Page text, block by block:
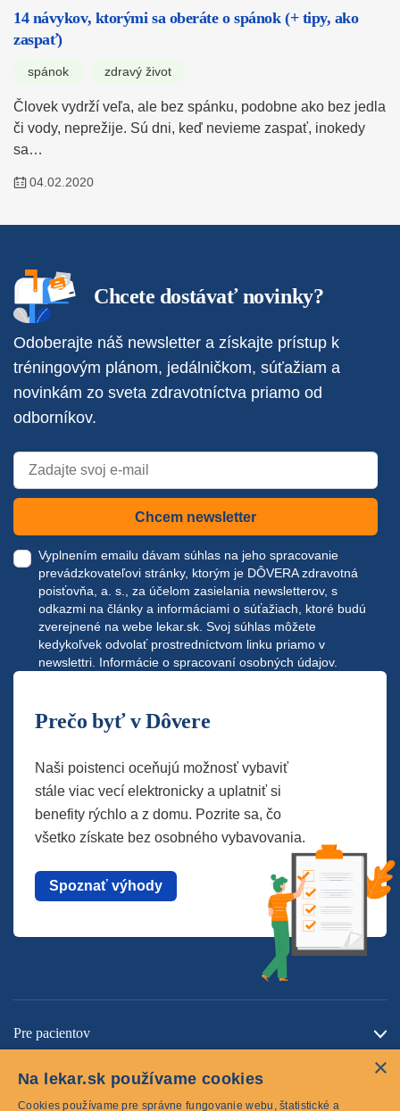
14 návykov, ktorými sa oberáte o spánok (+ tipy, ako
zaspať)
spánok zdravý život
Človek vydrží veľa, ale bez spánku, podobne ako bez jedla
či vody, neprežije. Sú dni, keď nevieme zaspať, inokedy
sa…
04.02.2020
Chcete dostávať novinky?
Odoberajte náš newsletter a získajte prístup k
tréningovým plánom, jedálničkom, súťažiam a
novinkám zo sveta zdravotníctva priamo od
odborníkov.
Chcem newsletter
Vyplnením emailu dávam súhlas na jeho spracovanie
prevádzkovateľovi stránky, ktorým je DÔVERA zdravotná
poisťovňa, a. s., za účelom zasielania newsletterov, s
odkazmi na články a informáciami o súťažiach, ktoré budú
zverejnené na webe lekar.sk. Svoj súhlas môžete
kedykoľvek odvolať prostredníctvom linku priamo v
newslettri. Informácie o spracovaní osobných údajov.
Prečo byť v Dôvere
Naši poistenci oceňujú možnosť vybaviť
stále viac vecí elektronicky a uplatniť si
benefity rýchlo a z domu. Pozrite sa, čo
všetko získate bez osobného vybavovania.
Spoznať výhody
Pre pacientov
×
Na lekar.sk používame cookies
Cookies používame pre správne fungovanie webu, štatistické a